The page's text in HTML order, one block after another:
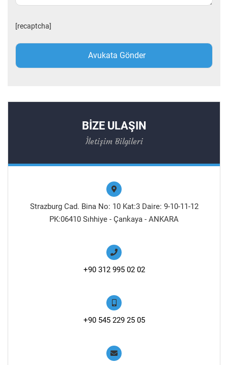
[recaptcha]
BİZE ULAŞIN
İletişim Bilgileri
Strazburg Cad. Bina No: 10 Kat:3 Daire: 9-10-11-12
PK:06410 Sıhhiye - Çankaya - ANKARA
+90 312 995 02 02
+90 545 229 25 05